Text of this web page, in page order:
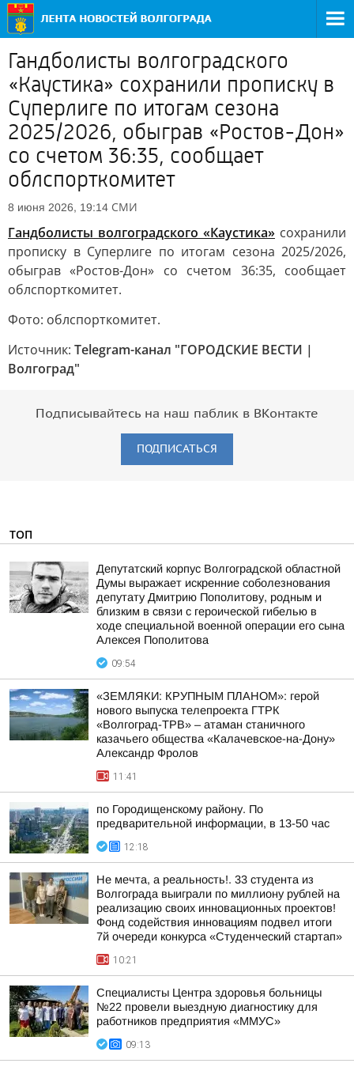
Гандболисты волгоградского
«Каустика» сохранили прописку в
Суперлиге по итогам сезона
2025/2026, обыграв «Ростов-Дон»
со счетом 36:35, сообщает
облспорткомитет
8 июня 2026, 19:14 СМИ
Гандболисты волгоградского «Каустика» сохранили
прописку в Суперлиге по итогам сезона 2025/2026,
обыграв «Ростов-Дон» со счетом 36:35, сообщает
облспорткомитет.
Фото: облспорткомитет.
Источник: Telegram-канал "ГОРОДСКИЕ ВЕСТИ |
Волгоград"
Подписывайтесь на наш паблик в ВКонтакте
ПОДПИСАТЬСЯ
ТОП
Депутатский корпус Волгоградской областной
Думы выражает искренние соболезнования
депутату Дмитрию Пополитову, родным и
близким в связи с героической гибелью в
ходе специальной военной операции его сына
Алексея Пополитова
09:54
«ЗЕМЛЯКИ: КРУПНЫМ ПЛАНОМ»: герой
нового выпуска телепроекта ГТРК
«Волгоград-ТРВ» – атаман станичного
казачьего общества «Калачевское-на-Дону»
Александр Фролов
11:41
по Городищенскому району. По
предварительной информации, в 13-50 час
12:18
Не мечта, а реальность!. 33 студента из
Волгограда выиграли по миллиону рублей на
реализацию своих инновационных проектов!
Фонд содействия инновациям подвел итоги
7й очереди конкурса «Студенческий стартап»
10:21
Специалисты Центра здоровья больницы
№22 провели выездную диагностику для
работников предприятия «ММУС»
09:13